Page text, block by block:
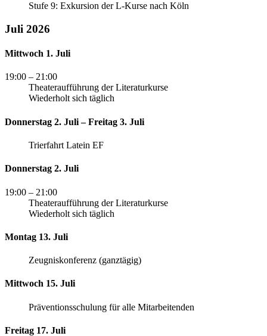
Stufe 9: Exkursion der L-Kurse nach Köln
Juli 2026
Mittwoch 1. Juli
19:00 – 21:00
Theateraufführung der Literaturkurse
Wiederholt sich täglich
Donnerstag 2. Juli – Freitag 3. Juli
Trierfahrt Latein EF
Donnerstag 2. Juli
19:00 – 21:00
Theateraufführung der Literaturkurse
Wiederholt sich täglich
Montag 13. Juli
Zeugniskonferenz (ganztägig)
Mittwoch 15. Juli
Präventionsschulung für alle Mitarbeitenden
Freitag 17. Juli